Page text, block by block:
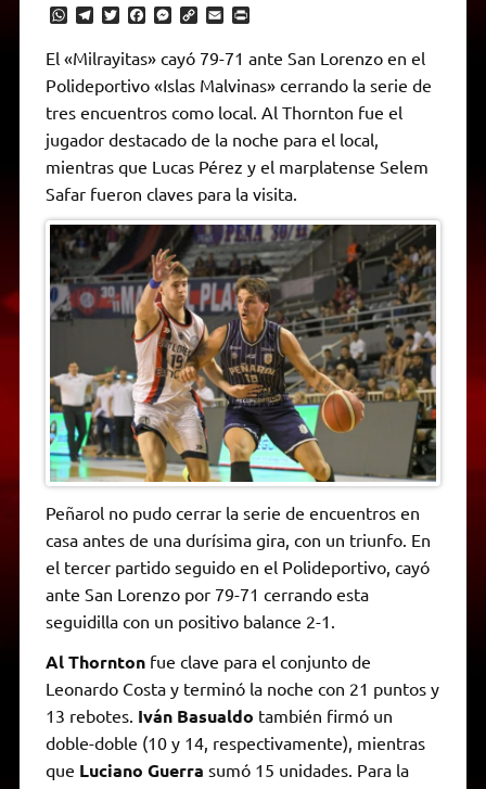
W
a
t
s
p
p
T
l
e
g
r
a
m
T
i
t
t
r
F
e
b
o
k
M
s
e
g
e
C
p
y
L
n
k
E
a
i
l
P
n
t
F
r
i
n
d
y
El «Milrayitas» cayó 79-71 ante San Lorenzo en el
Polideportivo «Islas Malvinas» cerrando la serie de
tres encuentros como local. Al Thornton fue el
jugador destacado de la noche para el local,
mientras que Lucas Pérez y el marplatense Selem
Safar fueron claves para la visita.
Peñarol no pudo cerrar la serie de encuentros en
casa antes de una durísima gira, con un triunfo. En
el tercer partido seguido en el Polideportivo, cayó
ante San Lorenzo por 79-71 cerrando esta
seguidilla con un positivo balance 2-1.
Al Thorntonfue clave para el conjunto de
Leonardo Costa y terminó la noche con 21 puntos y
13 rebotes. Iván Basualdo también firmó un
doble-doble (10 y 14, respectivamente), mientras
que Luciano Guerra sumó 15 unidades. Para la